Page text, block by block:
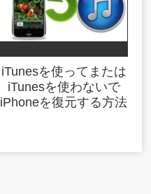
iTunesを使ってまたは
iTunesを使わないで
iPhoneを復元する方法